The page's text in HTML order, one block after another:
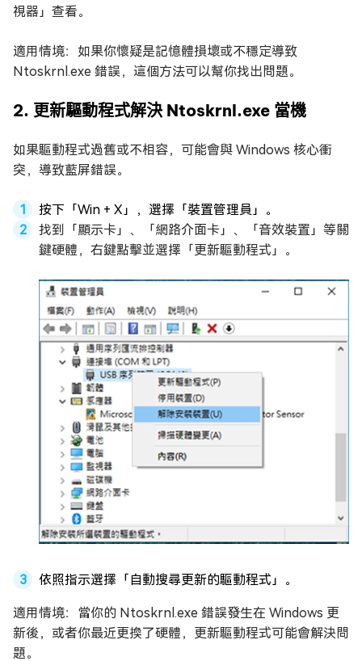
視器」查看。
適用情境：如果你懷疑是記憶體損壞或不穩定導致
Ntoskrnl.exe 錯誤，這個方法可以幫你找出問題。
2. 更新驅動程式解決 Ntoskrnl.exe 當機
如果驅動程式過舊或不相容，可能會與 Windows 核心衝
突，導致藍屏錯誤。
按下「Win + X」，選擇「裝置管理員」。
找到「顯示卡」、「網路介面卡」、「音效裝置」等關
鍵硬體，右鍵點擊並選擇「更新驅動程式」。
依照指示選擇「自動搜尋更新的驅動程式」。
適用情境：當你的 Ntoskrnl.exe 錯誤發生在 Windows 更
新後，或者你最近更換了硬體，更新驅動程式可能會解決問
題。